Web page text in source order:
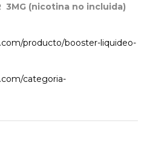
3MG (nicotina no incluida)
producto/booster-liquideo-
categoria-